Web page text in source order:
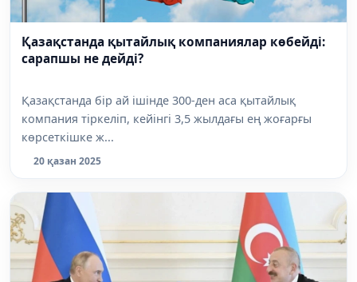
Қазақстанда қытайлық компаниялар көбейді:
сарапшы не дейді?
Қазақстанда бір ай ішінде 300-ден аса қытайлық
компания тіркеліп, кейінгі 3,5 жылдағы ең жоғарғы
көрсеткішке ж...
20 қазан 2025